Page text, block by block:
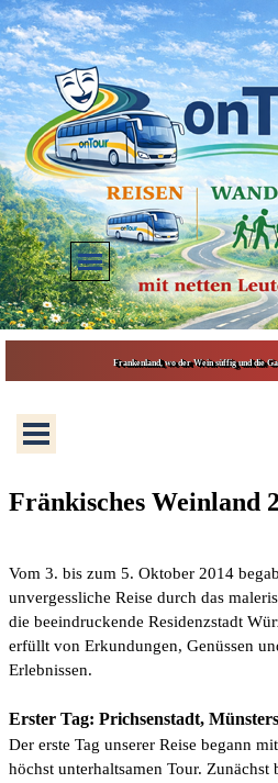
Direkt zum Seiteninhalt
Menü überspringen
Frankenland, wo der Wein süffig und die
Fränkisches Weinland
Vom 3. bis zum 5. Oktober 2014
unvergessliche Reise durch das
die beeindruckende Residenzstadt
erfüllt von Erkundungen, Genüssen
Erlebnissen.
Erster Tag: Prichsenstadt,
Der erste Tag unserer Reise begann
höchst unterhaltsamen Tour. Zunächst